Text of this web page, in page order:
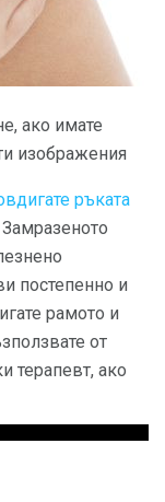
ако имате
изображения
ръката
постепенно и
рамото и
от
терапевт, ако